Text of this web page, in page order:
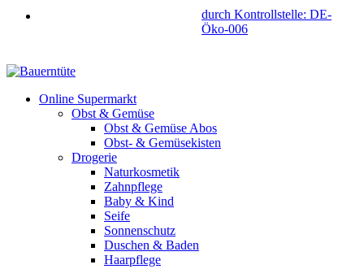
durch Kontrollstelle: DE-
Öko-006
Online Supermarkt
Obst & Gemüse
Obst & Gemüse Abos
Obst- & Gemüsekisten
Drogerie
Naturkosmetik
Zahnpflege
Baby & Kind
Seife
Sonnenschutz
Duschen & Baden
Haarpflege